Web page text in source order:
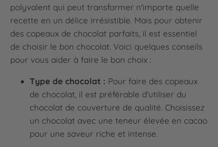
polyvalent qui peut transformer n'importe quelle
recette en un délice irrésistible. Mais pour obtenir
des copeaux de chocolat parfaits, il est essentiel
de choisir le bon chocolat. Voici quelques conseils
pour vous aider à faire le bon choix :
Type de chocolat : Pour faire des copeaux
de chocolat, il est préférable d'utiliser du
chocolat de couverture de qualité. Choisissez
un chocolat avec une teneur élevée en cacao
pour une saveur riche et intense.